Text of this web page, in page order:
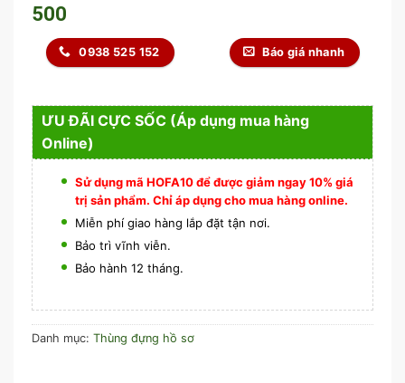
500
0938 525 152 Báo giá nhanh
ƯU ĐÃI CỰC SỐC (Áp dụng mua hàng
Online)
Sử dụng mã HOFA10 để được giảm ngay 10% giá
trị sản phẩm. Chỉ áp dụng cho mua hàng online.
Miễn phí giao hàng lắp đặt tận nơi.
Bảo trì vĩnh viễn.
Bảo hành 12 tháng.
Danh mục: Thùng đựng hồ sơ